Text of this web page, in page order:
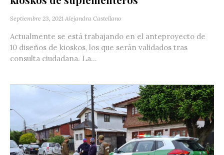
Septiembre 23, 2021 Alejandra Castellano
Actualmente se está trabajando en el anteproyecto de
10 diseños de kioskos, los que serán validados tras
consulta ciudadana. La...